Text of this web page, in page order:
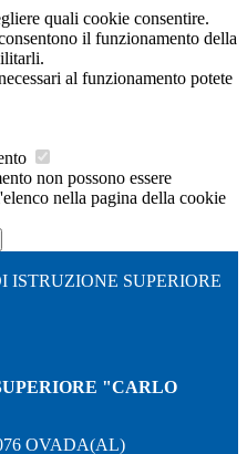
quali cookie consentire.
il funzionamento della
al funzionamento potete
non possono essere
nella pagina della cookie
ISTRUZIONE SUPERIORE
"CARLO
OVADA(AL)